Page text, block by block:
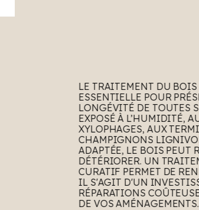
LE TRAITEMENT DU BOIS
ESSENTIELLE POUR
LONGÉVITÉ DE TOUTES
EXPOSÉ À L’HUMIDITÉ,
XYLOPHAGES, AUX
CHAMPIGNONS
ADAPTÉE, LE BOIS PEUT
DÉTÉRIORER. UN
CURATIF PERMET DE
IL S'AGIT D'UN
RÉPARATIONS
DE VOS AMÉNAGEMENTS.